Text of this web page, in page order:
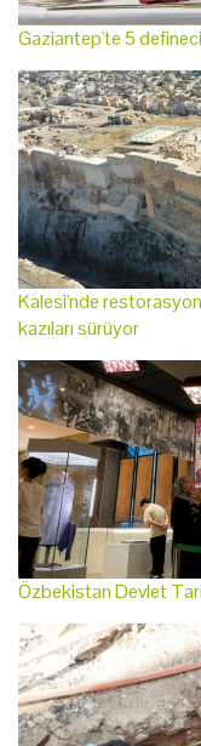
Gaziantep'te 5 defineci
Kalesi'nde
kazıları sürüyor
Özbekistan Devlet